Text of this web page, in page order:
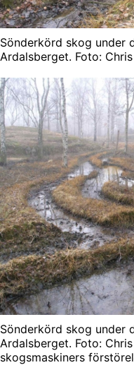
Sönderkörd skog under
Ardalsberget. Foto:
Sönderkörd skog under
Ardalsberget. Foto:
skogsmaskiners